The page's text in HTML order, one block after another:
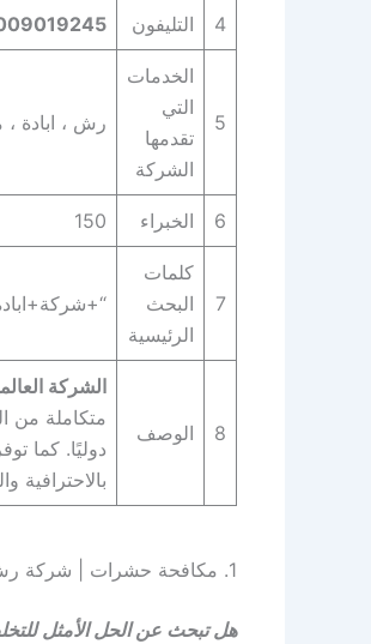
4 التليفون
5
الخدمات
التي
تقدمها
الشركة
رش ، ابادة ،
6 الخبراء 150
7
كلمات
البحث
الرئيسية
8 الوصف
الشركة
متكاملة من
دوليًا. كما
بالاحترافية
1. مكافحة حشرات | شركة رش مبيدات في العامرية | شركة ابادة حشرات | “+شركة+مكافحة+حشرات+في+العامرية+”
هل تبحث عن الحل الأمثل